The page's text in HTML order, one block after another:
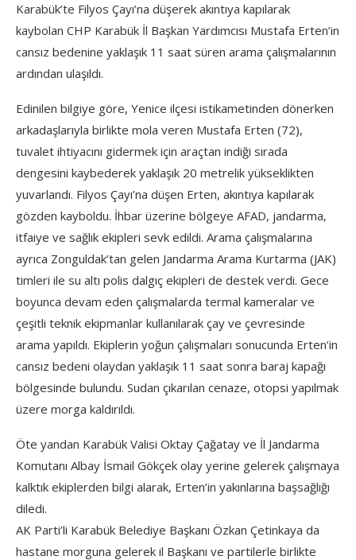
Karabük’te Filyos Çayı’na düşerek akıntıya kapılarak
kaybolan CHP Karabük İl Başkan Yardımcısı Mustafa Erten’in
cansız bedenine yaklaşık 11 saat süren arama çalışmalarının
ardından ulaşıldı.
Edinilen bilgiye göre, Yenice ilçesi istikametinden dönerken
arkadaşlarıyla birlikte mola veren Mustafa Erten (72),
tuvalet ihtiyacını gidermek için araçtan indiği sırada
dengesini kaybederek yaklaşık 20 metrelik yükseklikten
yuvarlandı. Filyos Çayı’na düşen Erten, akıntıya kapılarak
gözden kayboldu. İhbar üzerine bölgeye AFAD, jandarma,
itfaiye ve sağlık ekipleri sevk edildi. Arama çalışmalarına
ayrıca Zonguldak’tan gelen Jandarma Arama Kurtarma (JAK)
timleri ile su altı polis dalgıç ekipleri de destek verdi. Gece
boyunca devam eden çalışmalarda termal kameralar ve
çeşitli teknik ekipmanlar kullanılarak çay ve çevresinde
arama yapıldı. Ekiplerin yoğun çalışmaları sonucunda Erten’in
cansız bedeni olaydan yaklaşık 11 saat sonra baraj kapağı
bölgesinde bulundu. Sudan çıkarılan cenaze, otopsi yapılmak
üzere morga kaldırıldı.
Öte yandan Karabük Valisi Oktay Çağatay ve İl Jandarma
Komutanı Albay İsmail Gökçek olay yerine gelerek çalışmaya
kalktık ekiplerden bilgi alarak, Erten’in yakınlarına başsağlığı
diledi.
AK Parti’li Karabük Belediye Başkanı Özkan Çetinkaya da
hastane morguna gelerek il Başkanı ve partilerle birlikte